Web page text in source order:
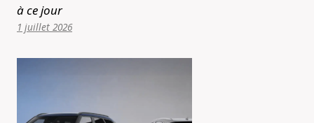
à ce jour
1 juillet 2026